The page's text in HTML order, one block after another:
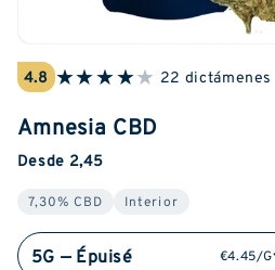
4.8 ★★★★★ 22 dictámenes
Amnesia CBD
Desde 2,45
7,30% CBD Interior
5G — Épuisé €4.45/G